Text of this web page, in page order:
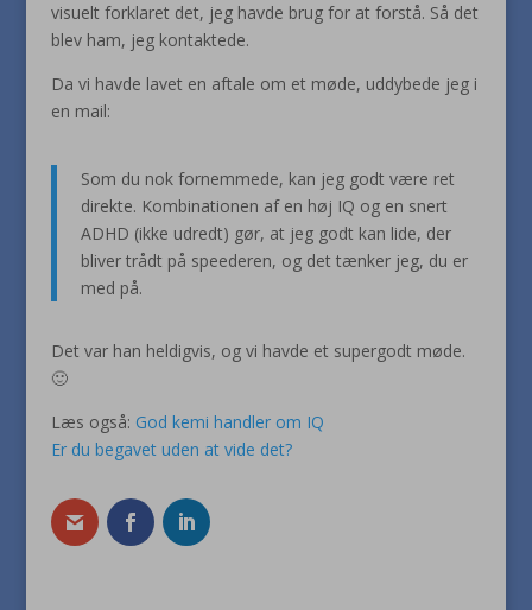
visuelt forklaret det, jeg havde brug for at forstå. Så det
blev ham, jeg kontaktede.
Da vi havde lavet en aftale om et møde, uddybede jeg i
en mail:
Som du nok fornemmede, kan jeg godt være ret
direkte. Kombinationen af en høj IQ og en snert
ADHD (ikke udredt) gør, at jeg godt kan lide, der
bliver trådt på speederen, og det tænker jeg, du er
med på.
Det var han heldigvis, og vi havde et supergodt møde.
🙂
Læs også: God kemi handler om IQ
Er du begavet uden at vide det?